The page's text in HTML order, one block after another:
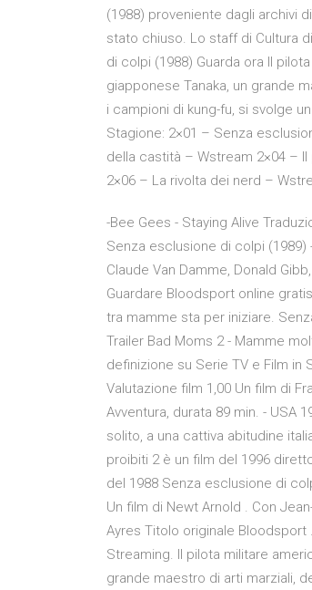
(1988) proveniente dagli archivi
stato chiuso. Lo staff di Cultura
di colpi (1988) Guarda ora Il
giapponese Tanaka, un grande
i campioni di kung-fu, si svolge
Stagione: 2×01 – Senza
della castità – Wstream 2×04 –
2×06 – La rivolta dei nerd –
-Bee Gees - Staying Alive
Senza esclusione di colpi (1989)
Claude Van Damme, Donald
Guardare Bloodsport online
tra mamme sta per iniziare.
Trailer Bad Moms 2 - Mamme
definizione su Serie TV e Film in
Valutazione film 1,00 Un film di
Avventura, durata 89 min. - USA
solito, a una cattiva abitudine
proibiti 2 è un film del 1996
del 1988 Senza esclusione di
Un film di Newt Arnold . Con
Ayres Titolo originale
Streaming. Il pilota militare
grande maestro di arti marziali,